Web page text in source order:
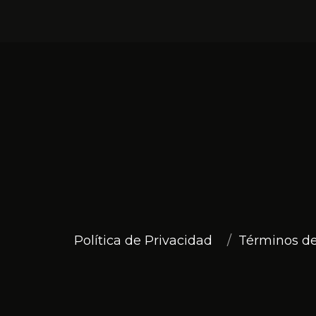
Política de Privacidad Términos